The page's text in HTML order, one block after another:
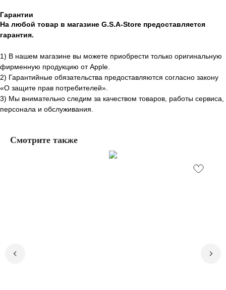
Гарантии
На любой товар в магазине G.S.A-Store предоставляется
гарантия.
1) В нашем магазине вы можете приобрести только оригинальную
фирменную продукцию от Apple.
2) Гарантийные обязательства предоставляются согласно закону
«О защите прав потребителей».
3) Мы внимательно следим за качеством товаров, работы сервиса,
персонала и обслуживания.
Смотрите также
Закажите бесплатный звонок и наши